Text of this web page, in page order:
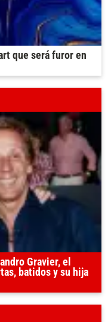
que será furor en
Gravier, el
batidos y su hija